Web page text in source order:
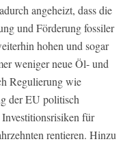
angeheizt, dass die
und Förderung fossiler
hohen und sogar
weniger neue Öl- und
Regulierung wie
der EU politisch
für
rentieren. Hinzu